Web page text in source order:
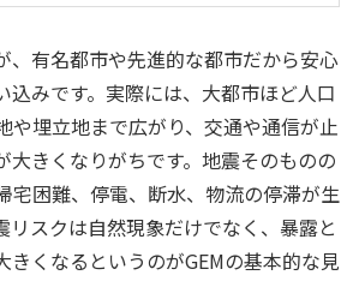
、有名都市や先進的な都市だから安心
込みです。実際には、大都市ほど人口
や埋立地まで広がり、交通や通信が止
大きくなりがちです。地震そのものの
宅困難、停電、断水、物流の停滞が生
リスクは自然現象だけでなく、暴露と
きくなるというのがGEMの基本的な見